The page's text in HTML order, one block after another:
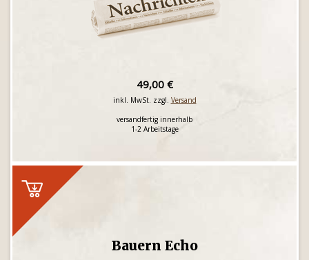
49,00 €
inkl. MwSt. zzgl. Versand
versandfertig innerhalb
1-2 Arbeitstage
Bauern Echo